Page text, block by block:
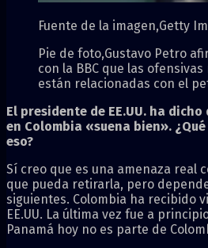
Fuente de la imagen,Getty
Pie de foto,Gustavo Petro
con la BBC que las ofensivas
están relacionadas con el
El presidente de EE.UU. ha
en Colombia «suena bien».
eso?
Sí creo que es una amenaza real
que pueda retirarla, pero
siguientes. Colombia ha recibido
EE.UU. La última vez fue a
Panamá hoy no es parte de